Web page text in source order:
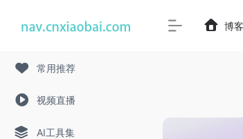
常用推荐
视频直播
AI工具集
博